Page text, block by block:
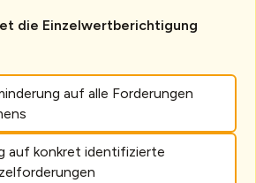
die Einzelwertberichtigung
auf alle Forderungen
auf konkret identifizierte